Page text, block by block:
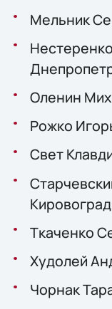
Мельник
Оленин
Рожко
Свет
Кировоград
Ткаченко
Худолей
Чорнак